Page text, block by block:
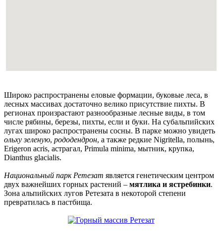
Широко распространены еловые формации, буковые леса, в
лесных массивах достаточно велико присутствие пихты. В
регионах произрастают разнообразные лесные виды, в том
числе рябины, березы, пихты, если и буки. На субальпийских
лугах широко распространены сосны. В парке можно увидеть
ольху зеленую, рододендрон, а также редкие Nigritella, полынь,
Erigeron acris, астрагал, Primula minima, мытник, крупка,
Dianthus glacialis.
Национальный парк Ретезат является генетическим центром
двух важнейших горных растений – мятлика и ястребинки.
Зона альпийских лугов Ретезата в некоторой степени
превратилась в пастбища.